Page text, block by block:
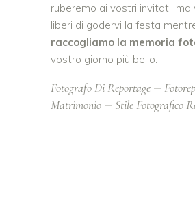
ruberemo ai vostri invitati, ma
liberi di godervi la festa
raccogliamo la memoria
vostro giorno più bello.
Fotografo Di Reportage
Matrimonio
Stile Fotografico